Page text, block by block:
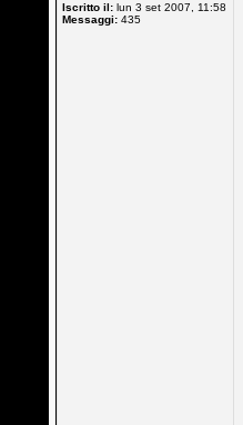
Iscritto il: lun 3 set 2007, 11:58
Messaggi: 435